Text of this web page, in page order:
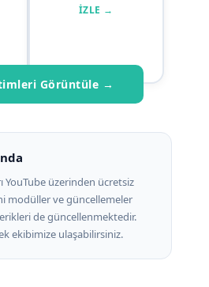
İZLE →
Görüntüle →
YouTube üzerinden ücretsiz
modüller ve güncellemeler
de güncellenmektedir.
ekibimize ulaşabilirsiniz.